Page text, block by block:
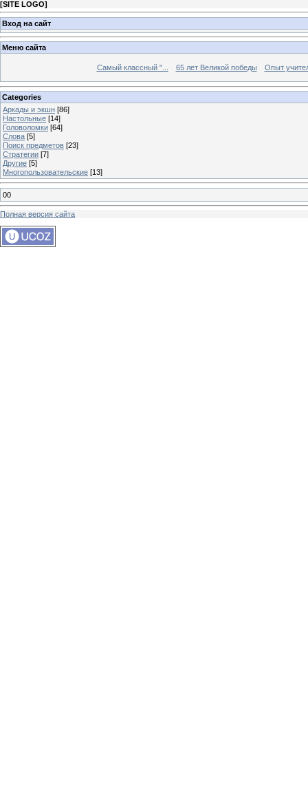
[SITE LOGO]
Вход на сайт
Меню сайта
Самый классный "... 65 лет Великой победы Опыт
Categories
Аркады и экшн [86]
Настольные [14]
Головоломки [64]
Слова [5]
Поиск предметов [23]
Стратегии [7]
Другие [5]
Многопользовательские [13]
00
Полная версия сайта